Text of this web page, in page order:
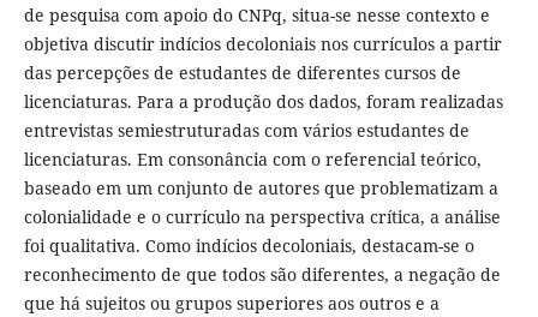
de pesquisa com apoio do CNPq, situa-se nesse contexto e
objetiva discutir indícios decoloniais nos currículos a partir
das percepções de estudantes de diferentes cursos de
licenciaturas. Para a produção dos dados, foram realizadas
entrevistas semiestruturadas com vários estudantes de
licenciaturas. Em consonância com o referencial teórico,
baseado em um conjunto de autores que problematizam a
colonialidade e o currículo na perspectiva crítica, a análise
foi qualitativa. Como indícios decoloniais, destacam-se o
reconhecimento de que todos são diferentes, a negação de
que há sujeitos ou grupos superiores aos outros e a